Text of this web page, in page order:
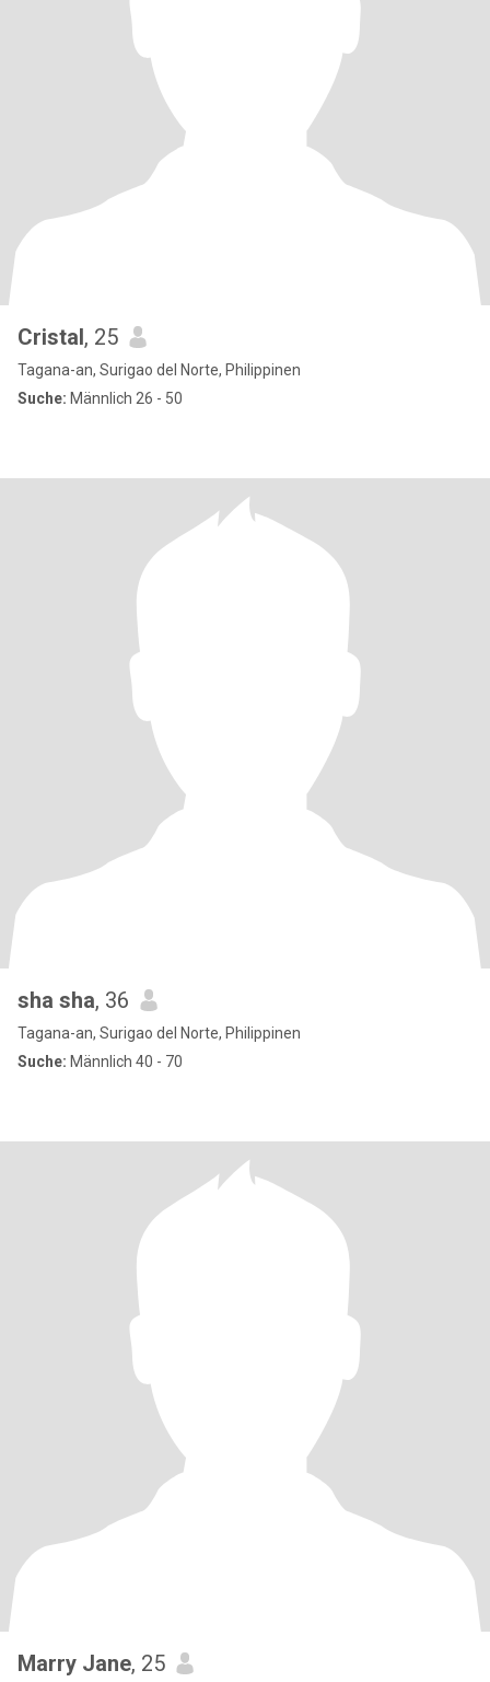
Cristal, 25
Tagana-an, Surigao del Norte, Philippinen
Suche: Männlich 26 - 50
sha sha, 36
Tagana-an, Surigao del Norte, Philippinen
Suche: Männlich 40 - 70
Marry Jane, 25